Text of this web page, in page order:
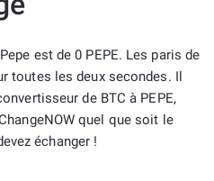
est de 0 PEPE. Les paris de
toutes les deux secondes. Il
de BTC à PEPE,
quel que soit le
échanger !